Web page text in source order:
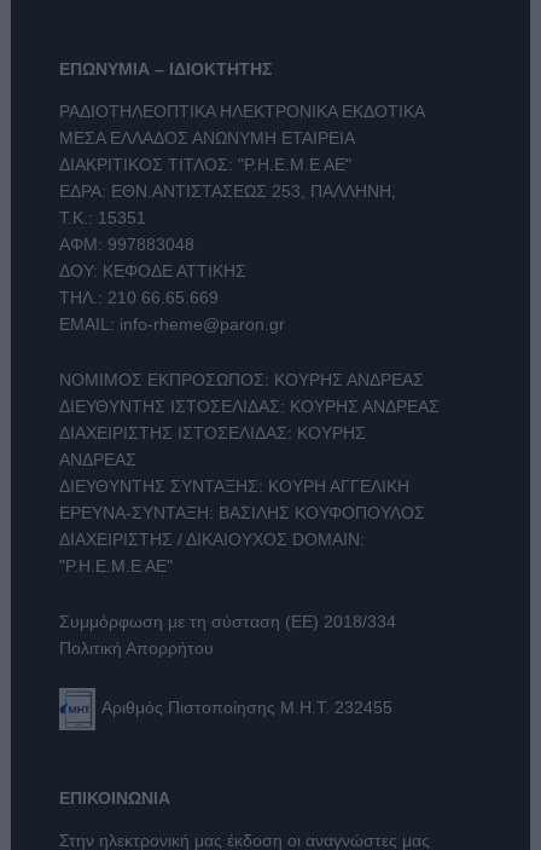
ΕΠΩΝΥΜΙΑ – ΙΔΙΟΚΤΗΤΗΣ
ΡΑΔΙΟΤΗΛΕΟΠΤΙΚΑ ΗΛΕΚΤΡΟΝΙΚΑ ΕΚΔΟΤΙΚΑ
ΜΕΣΑ ΕΛΛΑΔΟΣ ΑΝΩΝΥΜΗ ΕΤΑΙΡΕΙΑ
ΔΙΑΚΡΙΤΙΚΟΣ ΤΙΤΛΟΣ: "Ρ.Η.Ε.Μ.Ε ΑΕ"
ΕΔΡΑ: ΕΘΝ.ΑΝΤΙΣΤΑΣΕΩΣ 253, ΠΑΛΛΗΝΗ,
Τ.Κ.: 15351
ΑΦΜ: 997883048
ΔΟΥ: ΚΕΦΟΔΕ ΑΤΤΙΚΗΣ
ΤΗΛ.: 210 66.65.669
EMAIL: info-rheme@paron.gr
ΝΟΜΙΜΟΣ ΕΚΠΡΟΣΩΠΟΣ: ΚΟΥΡΗΣ ΑΝΔΡΕΑΣ
ΔΙΕΥΘΥΝΤΗΣ ΙΣΤΟΣΕΛΙΔΑΣ: ΚΟΥΡΗΣ ΑΝΔΡΕΑΣ
ΔΙΑΧΕΙΡΙΣΤΗΣ ΙΣΤΟΣΕΛΙΔΑΣ: ΚΟΥΡΗΣ
ΑΝΔΡΕΑΣ
ΔΙΕΥΘΥΝΤΗΣ ΣΥΝΤΑΞΗΣ: ΚΟΥΡΗ ΑΓΓΕΛΙΚΗ
ΕΡΕΥΝΑ-ΣΥΝΤΑΞΗ: ΒΑΣΙΛΗΣ ΚΟΥΦΟΠΟΥΛΟΣ
ΔΙΑΧΕΙΡΙΣΤΗΣ / ΔΙΚΑΙΟΥΧΟΣ DOMAIN:
"Ρ.Η.Ε.Μ.Ε ΑΕ"
Συμμόρφωση με τη σύσταση (ΕΕ) 2018/334
Πολιτική Απορρήτου
Αριθμός Πιστοποίησης Μ.Η.Τ. 232455
ΕΠΙΚΟΙΝΩΝΙΑ
Στην ηλεκτρονική μας έκδοση οι αναγνώστες μας